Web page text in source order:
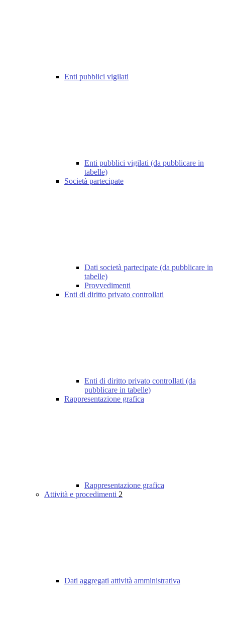
Enti pubblici vigilati
Enti pubblici vigilati (da pubblicare in
tabelle)
Società partecipate
Dati società partecipate (da pubblicare in
tabelle)
Provvedimenti
Enti di diritto privato controllati
Enti di diritto privato controllati (da
pubblicare in tabelle)
Rappresentazione grafica
Rappresentazione grafica
Attività e procedimenti 2
Dati aggregati attività amministrativa